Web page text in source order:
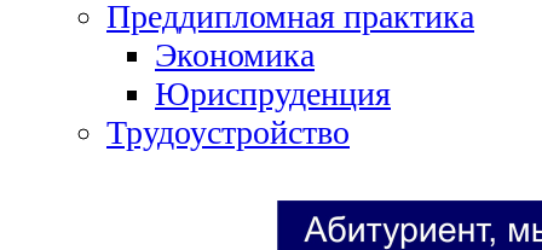
Преддипломная практика
Экономика
Юриспруденция
Трудоустройство